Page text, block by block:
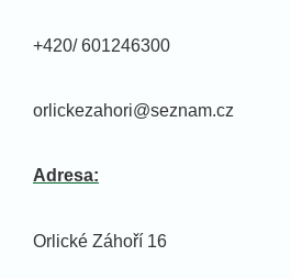
+420/ 601246300
orlickezahori@seznam.cz
Adresa:
Orlické Záhoří 16